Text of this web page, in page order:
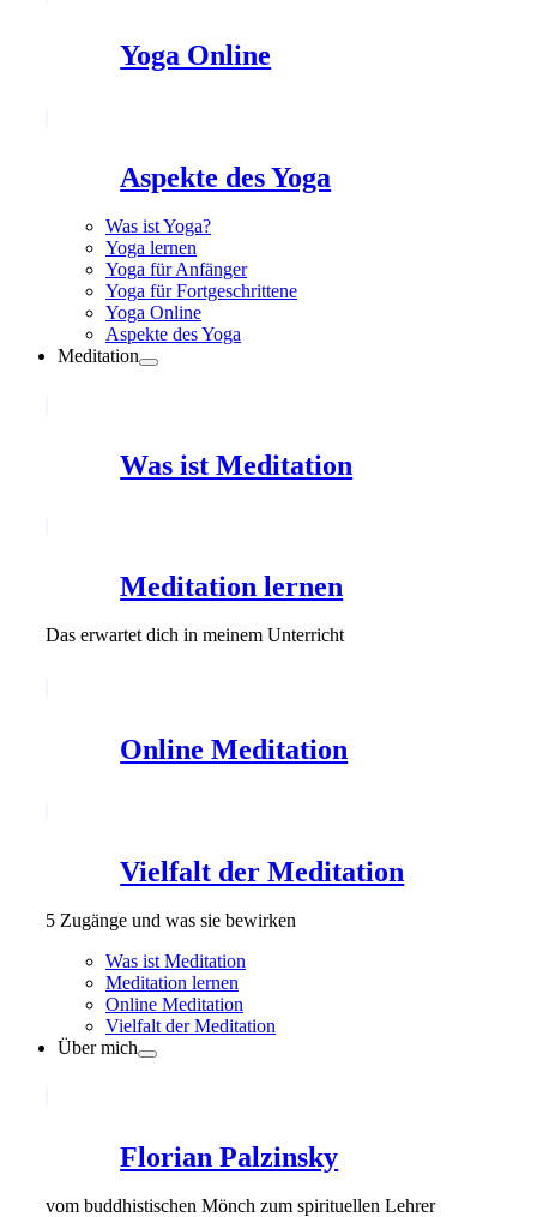
Yoga Online
Aspekte des Yoga
Was ist Yoga?
Yoga lernen
Yoga für Anfänger
Yoga für Fortgeschrittene
Yoga Online
Aspekte des Yoga
Meditation
Was ist Meditation
Meditation lernen
Das erwartet dich in meinem Unterricht
Online Meditation
Vielfalt der Meditation
5 Zugänge und was sie bewirken
Was ist Meditation
Meditation lernen
Online Meditation
Vielfalt der Meditation
Über mich
Florian Palzinsky
vom buddhistischen Mönch zum spirituellen Lehrer